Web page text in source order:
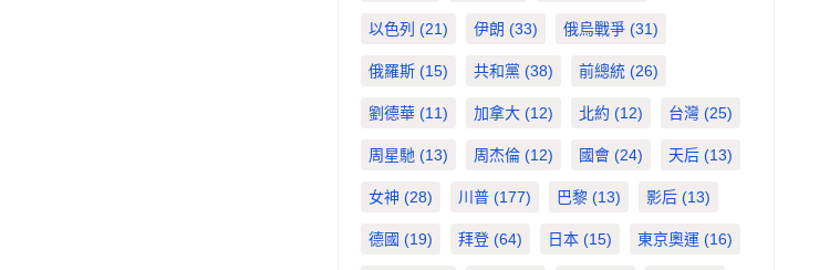
以色列 (21) 伊朗 (33) 俄烏戰爭 (31)
俄羅斯 (15) 共和黨 (38) 前總統 (26)
劉德華 (11) 加拿大 (12) 北約 (12) 台灣 (25)
周星馳 (13) 周杰倫 (12) 國會 (24) 天后 (13)
女神 (28) 川普 (177) 巴黎 (13) 影后 (13)
德國 (19) 拜登 (64) 日本 (15) 東京奧運 (16)